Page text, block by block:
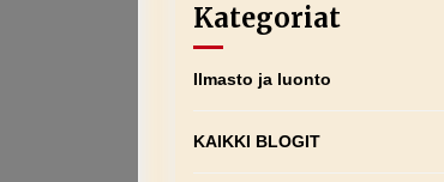
Kategoriat
Ilmasto ja luonto
KAIKKI BLOGIT